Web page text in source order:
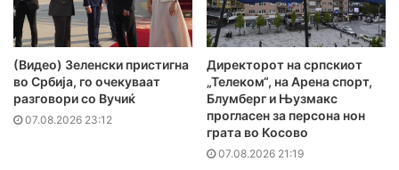
(Видео) Зеленски пристигна
во Србија, го очекуваат
разговори со Вучиќ
07.08.2026 23:12
Директорот на српскиот
„Телеком“, на Арена спорт,
Блумберг и Њузмакс
прогласен за персона нон
грата во Косово
07.08.2026 21:19